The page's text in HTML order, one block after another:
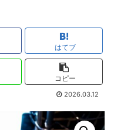
はてブ
コピー
2026.03.12